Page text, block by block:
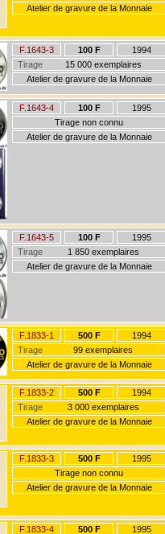
Atelier de gravure de la Monnaie
F.1643-3 100 F 1994
Tirage
15 000 exemplaires
Atelier de gravure de la Monnaie
F.1643-4 100 F 1995
Tirage non connu
Atelier de gravure de la Monnaie
F.1643-5 100 F 1995
Tirage
1 850 exemplaires
Atelier de gravure de la Monnaie
F.1833-1 500 F 1994
Tirage
99 exemplaires
Atelier de gravure de la Monnaie
F.1833-2 500 F 1994
Tirage
3 000 exemplaires
Atelier de gravure de la Monnaie
F.1833-3 500 F 1995
Tirage non connu
Atelier de gravure de la Monnaie
F.1833-4 500 F 1995